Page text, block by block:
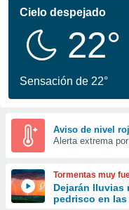
por
se
calidad.
a este
las
y
forma
digital
basada
Cielo despejado
22°
Sensación de 22°
Aviso de nivel
Alerta extrema
Tormentas muy
Dejarán lluvias
pedrisco en